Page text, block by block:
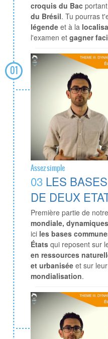
01
croquis du Bac
du Brésil. Tu pourras
légende et à la
l'examen etgagner
Assez simple
03 LES
DE DEUX
Première partie de
mondiale,
ici les bases
États qui reposent sur
en ressources
et urbanisée et sur
mondialisation.